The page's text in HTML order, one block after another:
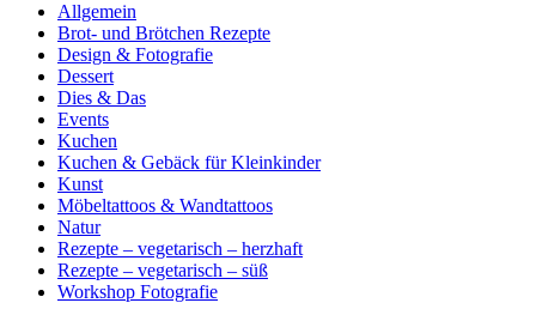
Allgemein
Brot- und Brötchen Rezepte
Design & Fotografie
Dessert
Dies & Das
Events
Kuchen
Kuchen & Gebäck für Kleinkinder
Kunst
Möbeltattoos & Wandtattoos
Natur
Rezepte – vegetarisch – herzhaft
Rezepte – vegetarisch – süß
Workshop Fotografie